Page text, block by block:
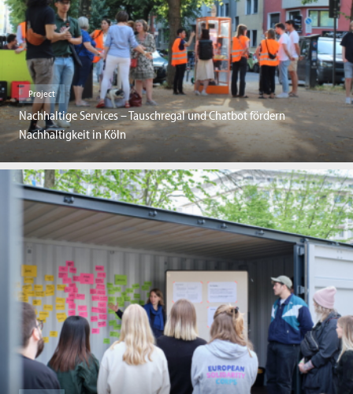
Project
Nachhaltige Services – Tauschregal und Chatbot fördern
Nachhaltigkeit in Köln